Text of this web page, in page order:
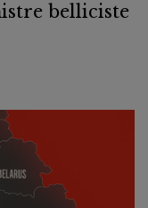
belliciste